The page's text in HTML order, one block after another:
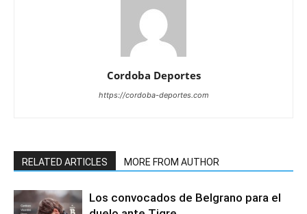
Cordoba Deportes
https://cordoba-deportes.com
RELATED ARTICLES MORE FROM AUTHOR
Los convocados de Belgrano para el